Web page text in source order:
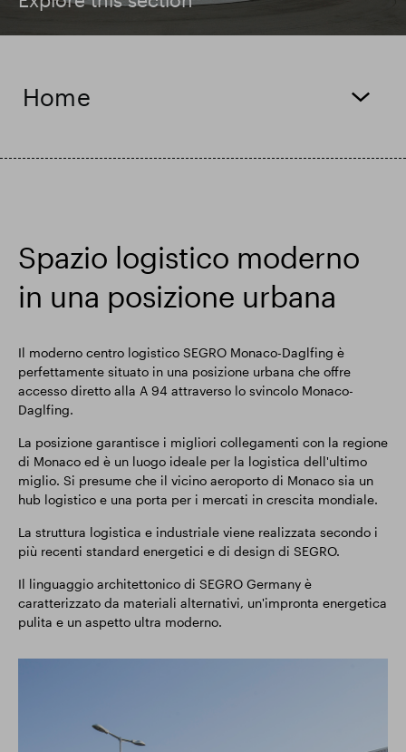
Aggiornamento commerciale
Home
Spazio logistico moderno
in una posizione urbana
Il moderno centro logistico SEGRO Monaco-Daglfing è
perfettamente situato in una posizione urbana che offre
accesso diretto alla A 94 attraverso lo svincolo Monaco-
Daglfing.
La posizione garantisce i migliori collegamenti con la regione
di Monaco ed è un luogo ideale per la logistica dell'ultimo
miglio. Si presume che il vicino aeroporto di Monaco sia un
hub logistico e una porta per i mercati in crescita mondiale.
La struttura logistica e industriale viene realizzata secondo i
più recenti standard energetici e di design di SEGRO.
Il linguaggio architettonico di SEGRO Germany è
caratterizzato da materiali alternativi, un'impronta energetica
pulita e un aspetto ultra moderno.